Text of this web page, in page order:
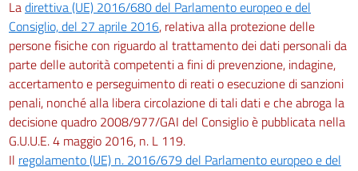
Ladirettiva (UE) 2016/680 del Parlamento europeo e del
Consiglio, del 27 aprile 2016, relativa alla protezione delle
persone fisiche con riguardo al trattamento dei dati personali da
parte delle autorità competenti a fini di prevenzione, indagine,
accertamento e perseguimento di reati o esecuzione di sanzioni
penali, nonché alla libera circolazione di tali dati e che abroga la
decisione quadro 2008/977/GAI del Consiglio è pubblicata nella
G.U.U.E. 4 maggio 2016, n. L 119.
Il regolamento (UE) n. 2016/679 del Parlamento europeo e del